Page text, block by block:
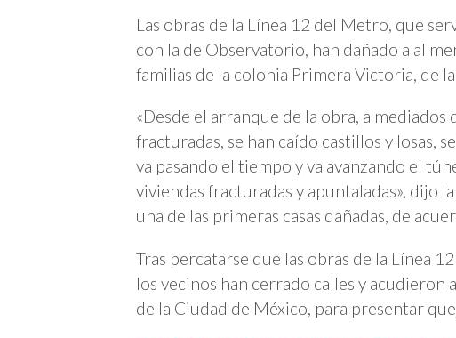
Las obras de la Línea 12 del Metro, que
con la de Observatorio, han dañado a al
familias de la colonia Primera Victoria, de
«Desde el arranque de la obra, a mediados
fracturadas, se han caído castillos y losas,
va pasando el tiempo y va avanzando el
viviendas fracturadas y apuntaladas», dijo
una de las primeras casas dañadas, de
Tras percatarse que las obras de la Línea
los vecinos han cerrado calles y acudieron
de la Ciudad de México, para presentar